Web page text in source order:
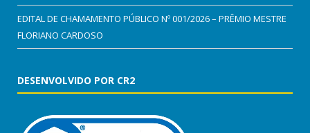
EDITAL DE CHAMAMENTO PÚBLICO Nº 001/2026 – PRÊMIO MESTRE
FLORIANO CARDOSO
DESENVOLVIDO POR CR2